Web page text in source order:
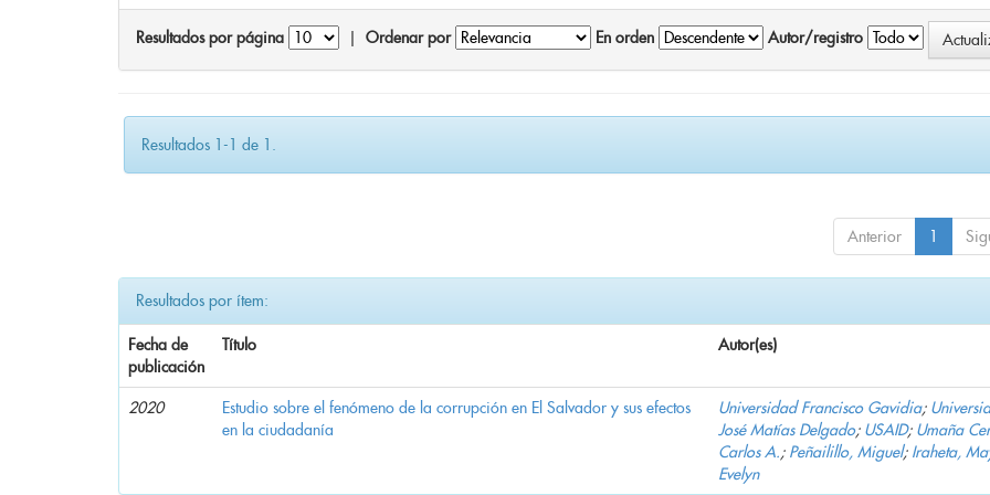
Resultados por página Ordenar por En orden Autor/registro
Resultados 1-1 de 1.
Anterior 1
Resultados por ítem:
Fecha de
publicación
Título Autor(es)
2020
Estudio sobre el fenómeno de la corrupción en El Salvador y sus efectos
en la ciudadanía
Universidad Francisco Gavidia;
José Matías Delgado; USAID; Umaña
Carlos A.; Peñailillo, Miguel; Iraheta,
Evelyn